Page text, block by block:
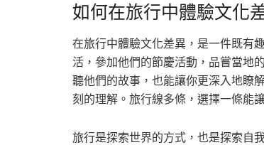
如何在旅行中體驗文化
在旅行中體驗文化差異，是一件既有
活，參加他們的節慶活動，品嘗當地
聽他們的故事，也能讓你更深入地瞭
刻的理解。旅行線多條，選擇一條能
旅行是探索世界的方式，也是探索自